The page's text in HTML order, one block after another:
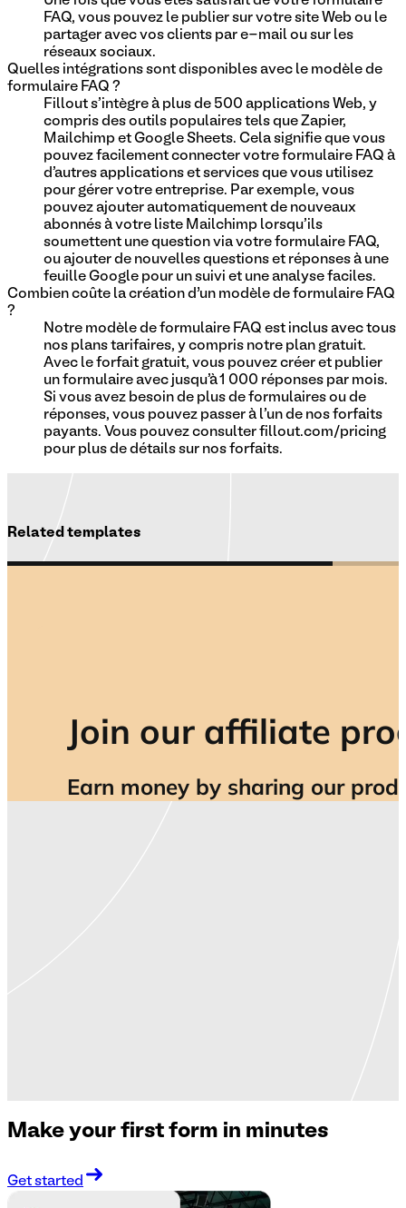
FAQ, vous pouvez le publier sur votre site Web ou le
partager avec vos clients par e-mail ou sur les
réseaux sociaux.
Quelles intégrations sont disponibles avec le modèle de
formulaire FAQ ?
Fillout s'intègre à plus de 500 applications Web, y
compris des outils populaires tels que Zapier,
Mailchimp et Google Sheets. Cela signifie que vous
pouvez facilement connecter votre formulaire FAQ à
d'autres applications et services que vous utilisez
pour gérer votre entreprise. Par exemple, vous
pouvez ajouter automatiquement de nouveaux
abonnés à votre liste Mailchimp lorsqu'ils
soumettent une question via votre formulaire FAQ,
ou ajouter de nouvelles questions et réponses à une
feuille Google pour un suivi et une analyse faciles.
Combien coûte la création d’un modèle de formulaire FAQ
?
Notre modèle de formulaire FAQ est inclus avec tous
nos plans tarifaires, y compris notre plan gratuit.
Avec le forfait gratuit, vous pouvez créer et publier
un formulaire avec jusqu'à 1 000 réponses par mois.
Si vous avez besoin de plus de formulaires ou de
réponses, vous pouvez passer à l'un de nos forfaits
payants. Vous pouvez consulter fillout.com/pricing
pour plus de détails sur nos forfaits.
Related templates
Make your first form in minutes
Get started